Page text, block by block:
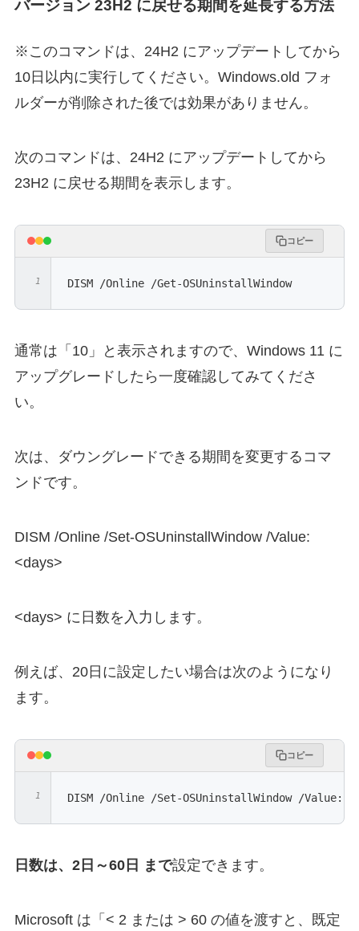
バージョン 23H2 に戻せる期間を延長する方法
※このコマンドは、24H2 にアップデートしてから
10日以内に実行してください。Windows.old フォ
ルダーが削除された後では効果がありません。
次のコマンドは、24H2 にアップデートしてから
23H2 に戻せる期間を表示します。
コピー
DISM /Online /Get-OSUninstallWindow
通常は「10」と表示されますので、Windows 11 に
アップグレードしたら一度確認してみてくださ
い。
次は、ダウングレードできる期間を変更するコマ
ンドです。
DISM /Online /Set-OSUninstallWindow /Value:
<days>
<days> に日数を入力します。
例えば、20日に設定したい場合は次のようになり
ます。
コピー
DISM /Online /Set-OSUninstallWindow /Value:20
日数は、2日～60日 まで設定できます。
Microsoft は「< 2 または > 60 の値を渡すと、既定